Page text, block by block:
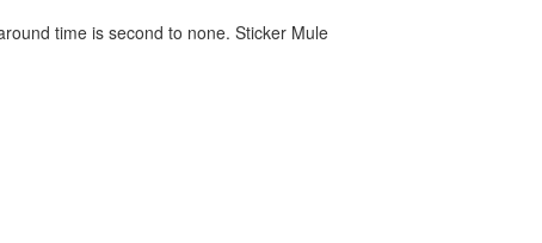
time is second to none. Sticker Mule